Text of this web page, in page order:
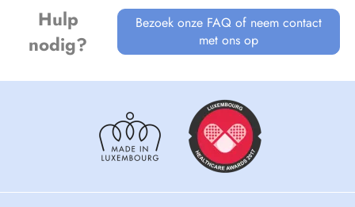
Lokale Stabilität der Gelenke
Behandlung neurologisch geschädigter Patient:innen ( Schwerpunkt
Spätrehabilitation)
Hulp
nodig?
Bezoek onze FAQ of neem contact
met ons op